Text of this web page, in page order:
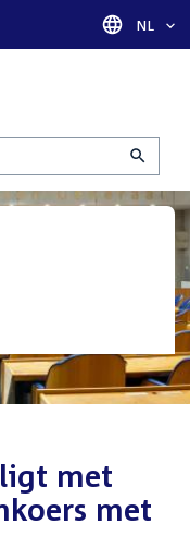
Taal
NL
met
met